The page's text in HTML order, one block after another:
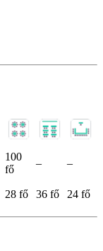
100
fő
– –
28 fő 36 fő 24 fő